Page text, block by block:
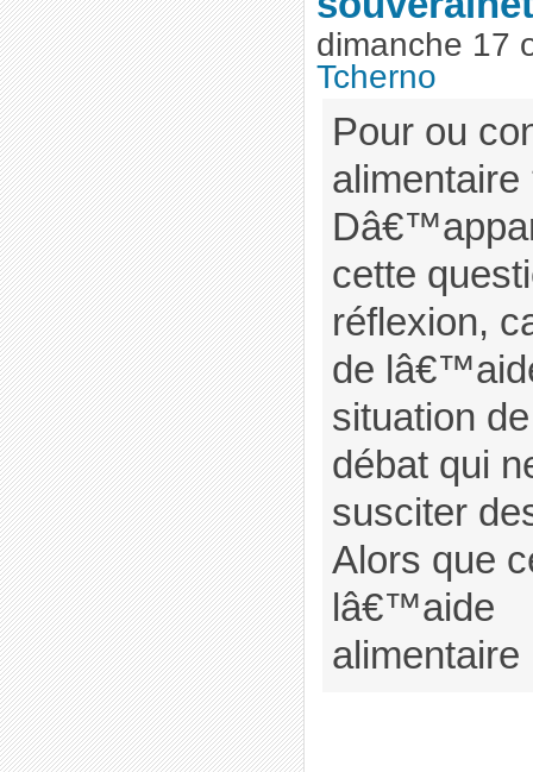
dimanche 17
Tcherno
Pour ou
alimentaire
cette
réflexion,
de
situation
débat qui
susciter
Alors que
lâ€™aide